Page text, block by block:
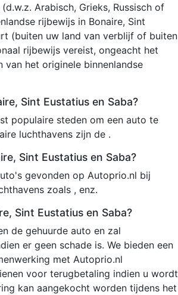
Arabisch, Grieks, Russisch of
rijbewijs in Bonaire, Sint
(buiten uw land van verblijf of buiten
rijbewijs vereist, ongeacht het
het originele binnenlandse
Sint Eustatius en Saba?
populaire steden om een auto te
luchthavens zijn de .
Sint Eustatius en Saba?
gevonden op Autoprio.nl bij
zoals , enz.
Sint Eustatius en Saba?
de gehuurde auto en zal
er geen schade is. We bieden een
met Autoprio.nl
voor terugbetaling indien u wordt
kan aangekocht worden tijdens het